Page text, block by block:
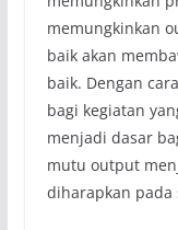
memungkinkan
baik akan
baik. Dengan
bagi kegiatan
menjadi dasar
mutu output
diharapkan pada